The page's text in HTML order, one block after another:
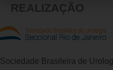
REALIZAÇÃO
Sociedade Brasileira de